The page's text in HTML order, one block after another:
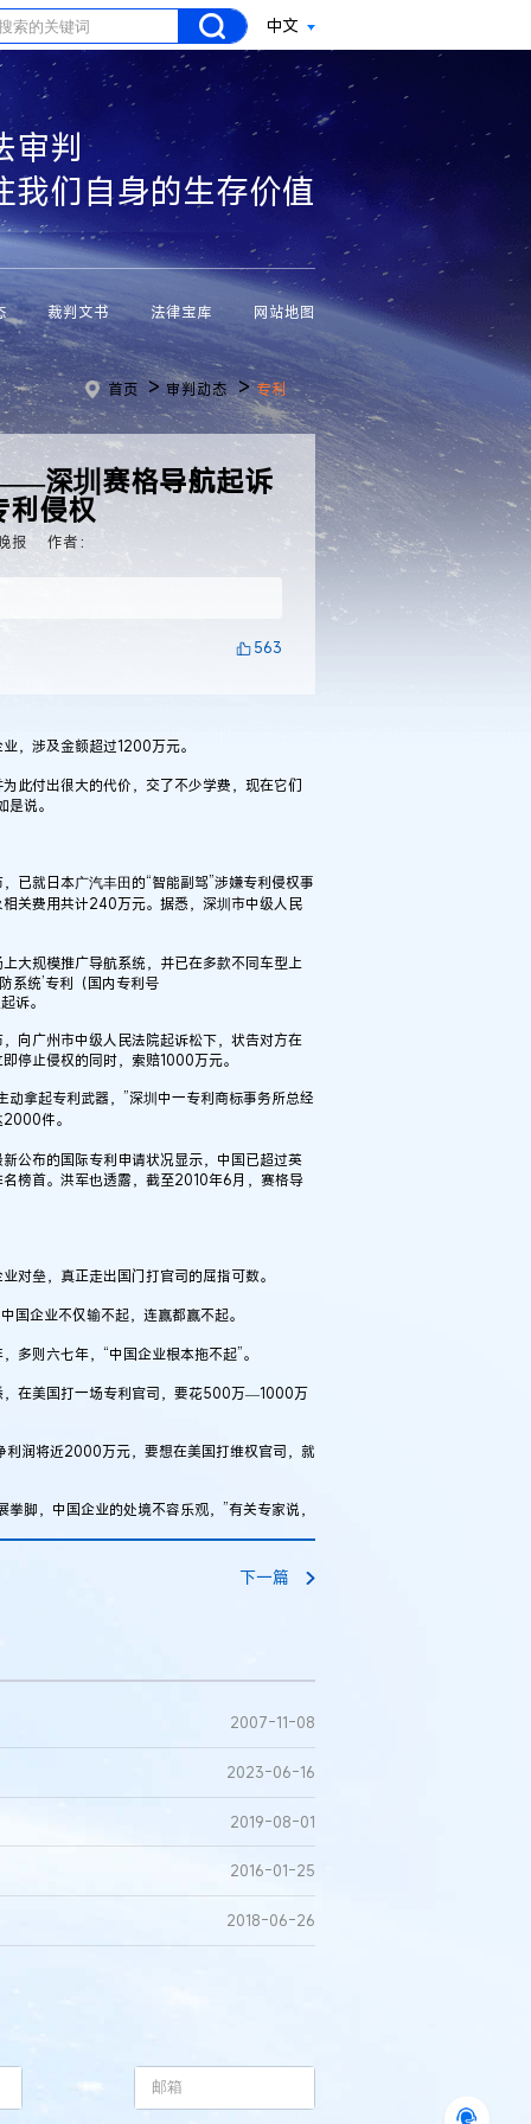
中文
审判
我们自身的生存价值
裁判文书 法律宝库 网站地图
首页 >审判动态 >专利
深圳赛格导航起诉
利侵权
报 作者：
563
涉及金额超过1200万元。
付出很大的代价，交了不少学费，现在它们
说。
已就日本广汽丰田 的“智能副驾”涉嫌专利侵权事
关费用共计240万元。据悉，深圳市中级人民
规模推广导航系统，并已在多款不同车型上
系统’专利（国内专利号
诉。
广州市中级人民法院起诉松下，状告对方在
停止侵权的同时，索赔1000万元。
拿起专利武器，”深圳中一专利商标事务所总经
件。
布的国际专利申请状况显示，中国已超过英
榜首。洪军也透露，截至2010年6月，赛格导
垒，真正走出国门打官司的屈指可数。
企业不仅输不起，连赢都赢不起。
则六七年，“中国企业根本拖不起”。
在美国打一场专利官司，要花500万—1000万
将近2000万元，要想在美国打维权官司，就
，中国企业的处境不容乐观，”有关专家说，
下一篇
2007-11-08
2023-06-16
2019-08-01
2016-01-25
2018-06-26